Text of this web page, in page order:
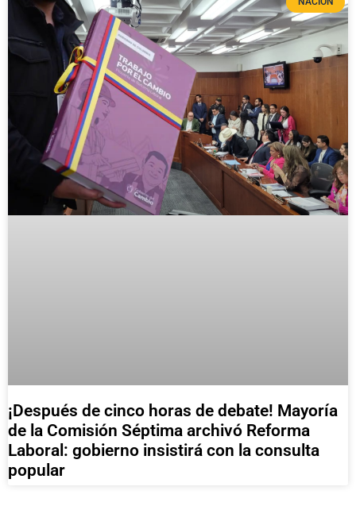
¡Después de cinco horas de debate! Mayoría
de la Comisión Séptima archivó Reforma
Laboral: gobierno insistirá con la consulta
popular